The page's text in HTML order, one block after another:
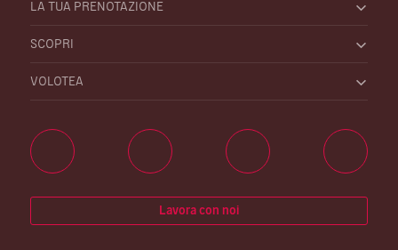
LA TUA PRENOTAZIONE
SCOPRI
VOLOTEA
Lavora con noi